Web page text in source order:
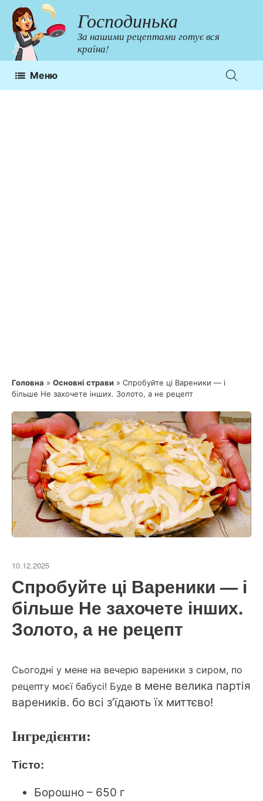
Перейти
до
контенту
Господинька
За нашими рецептами готує вся
країна!
Меню
Головна » Основні страви » Спробуйте ці Вареники — і
більше Не захочете інших. Золото, а не рецепт
10.12.2025
Спробуйте ці Вареники — і
більше Не захочете інших.
Золото, а не рецепт
Сьогодні у мене на вечерю вареники з сиром, по
рецепту моєї бабусі! Буде в мене велика партія
вареників. бо всі з’їдають їх миттєво!
Інгредієнти:
Тісто:
Борошно – 650 г